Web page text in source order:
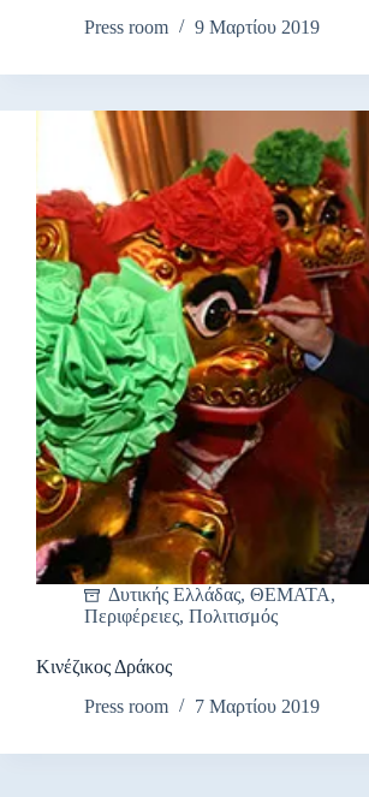
Press room
9 Μαρτίου 2019
Δυτικής Ελλάδας, ΘΕΜΑΤΑ,
Περιφέρειες, Πολιτισμός
Κινέζικος Δράκος
Press room
7 Μαρτίου 2019